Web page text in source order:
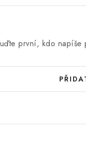
první, kdo napíše